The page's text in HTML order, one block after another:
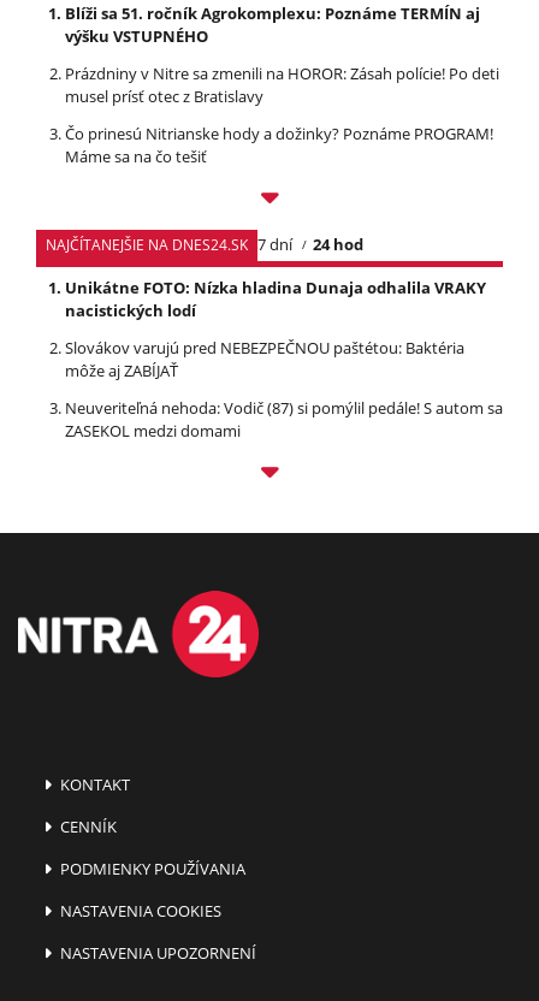
Blíži sa 51. ročník Agrokomplexu: Poznáme TERMÍN aj
výšku VSTUPNÉHO
Prázdniny v Nitre sa zmenili na HOROR: Zásah polície! Po deti
musel prísť otec z Bratislavy
Čo prinesú Nitrianske hody a dožinky? Poznáme PROGRAM!
Máme sa na čo tešiť
NAJČÍTANEJŠIE NA DNES24.SK 7 dní
24 hod
Unikátne FOTO: Nízka hladina Dunaja odhalila VRAKY
nacistických lodí
Slovákov varujú pred NEBEZPEČNOU paštétou: Baktéria
môže aj ZABÍJAŤ
Neuveriteľná nehoda: Vodič (87) si pomýlil pedále! S autom sa
ZASEKOL medzi domami
KONTAKT
CENNÍK
PODMIENKY POUŽÍVANIA
NASTAVENIA COOKIES
NASTAVENIA UPOZORNENÍ